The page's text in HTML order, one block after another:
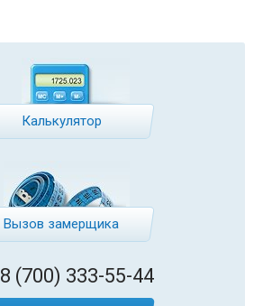
Калькулятор
Вызов замерщика
8 (700) 333-55-44